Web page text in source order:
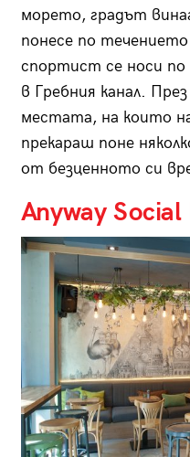
морето, градът
понесе по
спортист се носи
в Гребния канал.
местата, на които
прекараш поне
от безценното си
Anyway Social